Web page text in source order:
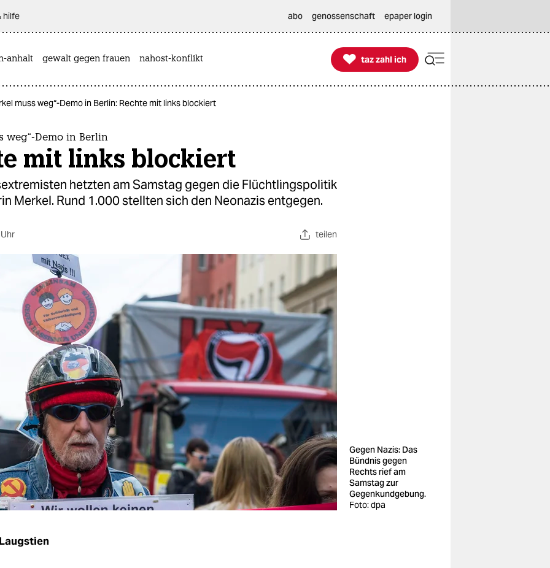
hilfe abo genossenschaft epaper login
anhalt gewalt gegen frauen nahost-konflikt 
taz zahl ich
taz zahl ich
muss weg“-Demo in Berlin: Rechte mit links blockiert
weg“-Demo in Berlin
mit links blockiert
hetzten am Samstag gegen die Flüchtlingspolitik
Merkel. Rund 1.000 stellten sich den Neonazis entgegen.
teilen
Gegen Nazis: Das
Bündnis gegen
Rechts rief am
Samstag zur
Gegenkundgebung.
Foto: dpa